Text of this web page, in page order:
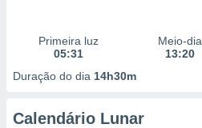
Primeira luz
05:31
Meio-dia
13:20
Duração do dia 14h30m
Calendário Lunar